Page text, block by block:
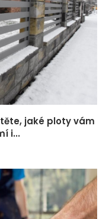
jaké ploty vám
i...